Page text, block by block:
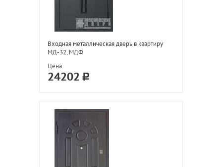
Входная металлическая дверь в квартиру
МД-32, МДФ
Цена
24202